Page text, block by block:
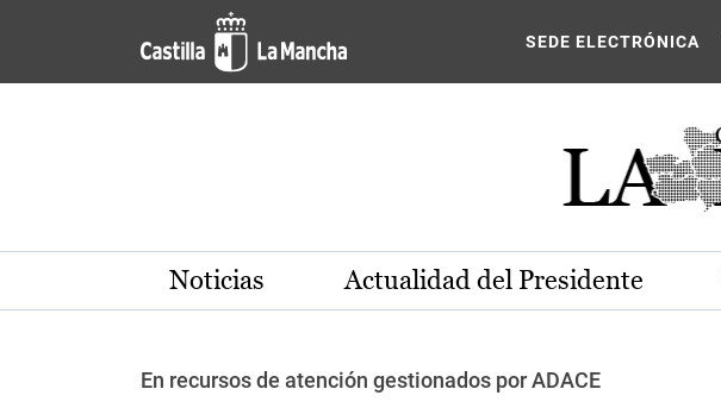
Pasar al contenido principal
SEDE ELECTRÓNICA
Noticias Actualidad del Presidente
En recursos de atención gestionados por ADACE